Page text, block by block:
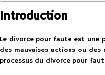
Introduction
Le divorce pour faute est une
des mauvaises actions ou
processus du divorce pour